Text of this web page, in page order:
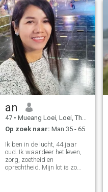
an
47 • Mueang Loei, Loei, Thailand
Op zoek naar: Man 35 - 65
Ik ben in de lucht, 44 jaar
oud. Ik waardeer het leven,
zorg, zoetheid en
oprechtheid. Mijn lot is zo